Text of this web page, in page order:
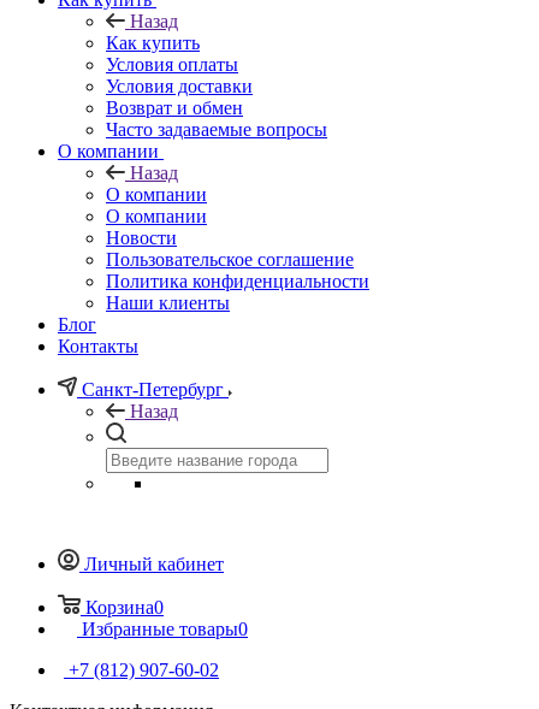
Назад
Как купить
Условия оплаты
Условия доставки
Возврат и обмен
Часто задаваемые вопросы
О компании
Назад
О компании
О компании
Новости
Пользовательское соглашение
Политика конфиденциальности
Наши клиенты
Блог
Контакты
Санкт-Петербург
Назад
Личный кабинет
Корзина0
Избранные товары0
+7 (812) 907-60-02